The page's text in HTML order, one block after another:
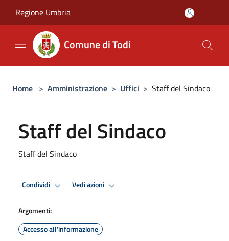
Regione Umbria
Comune di Todi
Home > Amministrazione > Uffici > Staff del Sindaco
Staff del Sindaco
Staff del Sindaco
Condividi Vedi azioni
Argomenti:
Accesso all'informazione